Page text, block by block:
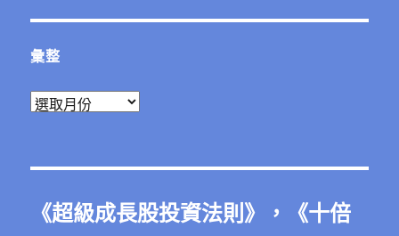
彙整
彙
《超級成長股投資法則 》，《十倍